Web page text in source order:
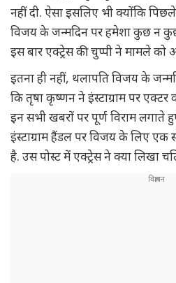
नहीं दी. ऐसा इसलिए भी क्योंकि
विजय के जन्मदिन पर हमेशा कुछ न
इस बार एक्ट्रेस की चुप्पी ने मामले को
इतना ही नहीं, थलापति विजय के
कि तृषा कृष्णन ने इंस्टाग्राम पर एक्टर
इन सभी खबरों पर पूर्ण विराम
इंस्टाग्राम हैंडल पर विजय के लिए एक
है. उस पोस्ट में एक्ट्रेस ने क्या लिखा